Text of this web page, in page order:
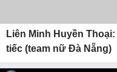
Liên Minh Huyền
tiếc (team nữ Đà Nẵng)